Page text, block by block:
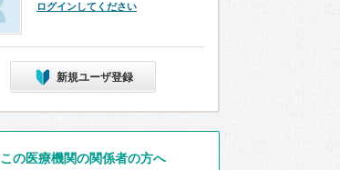
ログインしてください
新規ユーザ登録
この医療機関の関係者の方へ